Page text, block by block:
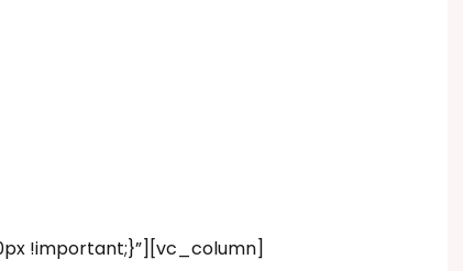
!important;}”][vc_column]